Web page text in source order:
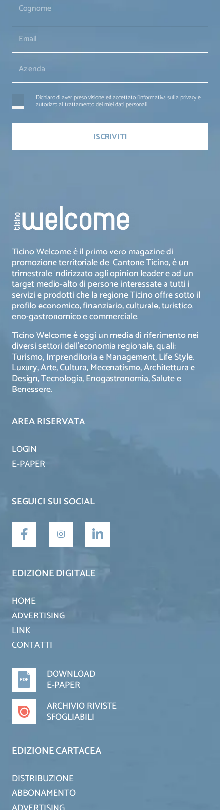
Dichiaro di aver preso visione ed accettato l'informativa sulla privacy e
autorizzo al trattamento dei miei dati personali.
Ticino Welcome è il primo vero magazine di
promozione territoriale del Cantone Ticino, è un
trimestrale indirizzato agli opinion leader e ad un
target medio-alto di persone interessate a tutti i
servizi e prodotti che la regione Ticino offre sotto il
profilo economico, finanziario, culturale, turistico,
eno-gastronomico e commerciale.
Ticino Welcome è oggi un media di riferimento nei
diversi settori dell’economia regionale, quali:
Turismo, Imprenditoria e Management, Life Style,
Luxury, Arte, Cultura, Mecenatismo, Architettura e
Design, Tecnologia, Enogastronomia, Salute e
Benessere.
AREA RISERVATA
LOGIN
E-PAPER
SEGUICI SUI SOCIAL
EDIZIONE DIGITALE
HOME
ADVERTISING
LINK
CONTATTI
DOWNLOAD
E-PAPER
ARCHIVIO RIVISTE
SFOGLIABILI
EDIZIONE CARTACEA
DISTRIBUZIONE
ABBONAMENTO